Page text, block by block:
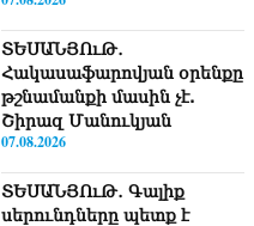
ՏԵՍԱՆՅՈւԹ․
Հակասաֆարովյան օրենքը
թշնամանքի մասին չէ.
Շիրազ Մանուկյան
07.08.2026
ՏԵՍԱՆՅՈւԹ․ Գալիք
սերունդները պետք է